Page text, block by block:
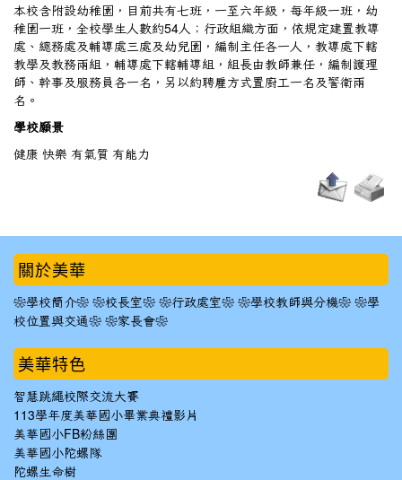
本校含附設幼稚園，目前共有七班，一至六年級，每年級一班，幼
稚園一班，全校學生人數約54人；行政組織方面，依規定建置教導
處、總務處及輔導處三處及幼兒園，編制主任各一人，教導處下轄
教學及教務兩組，輔導處下轄輔導組，組長由教師兼任，編制護理
師、幹事及服務員各一名，另以約聘雇方式置廚工一名及警衛兩
名。
學校願景
健康 快樂 有氣質 有能力
::: 關於美華
❀學校簡介❀ ❀校長室❀ ❀行政處室❀ ❀學校教師與分機❀ ❀學
校位置與交通❀ ❀家長會❀
美華特色
智慧跳繩校際交流大賽
113學年度美華國小畢業典禮影片
美華國小FB粉絲團
美華國小陀螺隊
陀螺生命樹